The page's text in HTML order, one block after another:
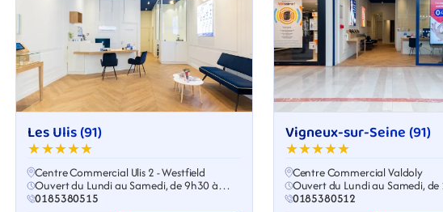
Les Ulis (91)
★★★★★
Centre Commercial Ulis 2 - Westfield
Ouvert du Lundi au Samedi, de 9h30 à
19h30
0185380515
Vigneux-sur-Seine (91)
★★★★★
Centre Commercial Valdoly
Ouvert du Lundi au Samedi,
0185380512